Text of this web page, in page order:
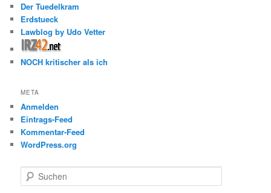
Der Tuedelkram
Erdstueck
Lawblog by Udo Vetter
NOCH kritischer als ich
META
Anmelden
Eintrags-Feed
Kommentar-Feed
WordPress.org
u